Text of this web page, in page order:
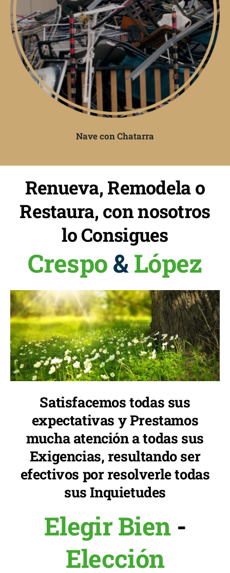
Nave con Chatarra
Renueva, Remodela o
Restaura, con nosotros
lo Consigues
Crespo&López
Satisfacemos todas sus
expectativas y Prestamos
mucha atención a todas sus
Exigencias, resultando ser
efectivos por resolverle todas
sus Inquietudes
Elegir Bien -
Elección